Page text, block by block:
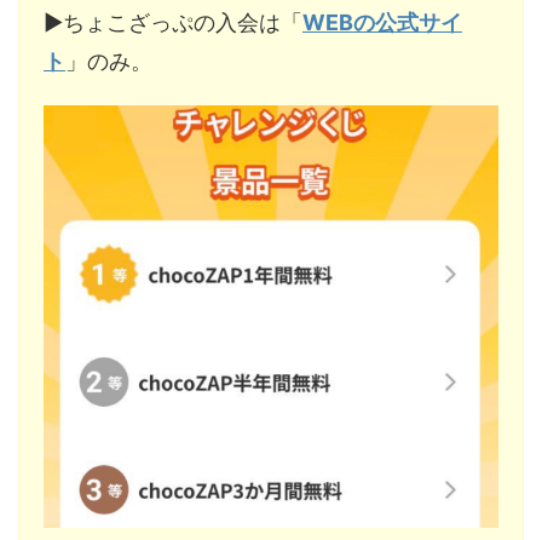
▶︎ちょこざっぷの入会は「WEBの公式サイ
ト 」のみ。